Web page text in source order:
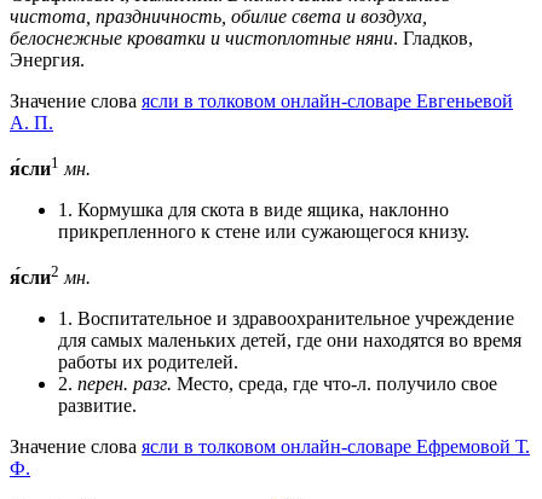
чистота, праздничность, обилие света и воздуха,
белоснежные кроватки и чистоплотные няни. Гладков,
Энергия.
Значение слова ясли в толковом онлайн-словаре Евгеньевой
А. П.
я́сли1 мн.
1. Кормушка для скота в виде ящика, наклонно
прикрепленного к стене или сужающегося книзу.
я́сли2 мн.
1. Воспитательное и здравоохранительное учреждение
для самых маленьких детей, где они находятся во время
работы их родителей.
2. перен. разг. Место, среда, где что-л. получило свое
развитие.
Значение слова ясли в толковом онлайн-словаре Ефремовой Т.
Ф.